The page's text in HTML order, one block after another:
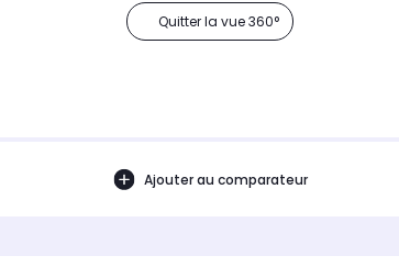
Quitter la vue 360°
Ajouter au comparateur